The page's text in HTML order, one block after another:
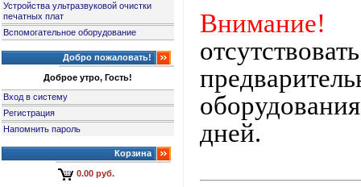
Устройства ультразвуковой очистки
печатных плат
Вспомогательное оборудование
Добро пожаловать!
Доброе утро, Гость!
Вход в систему
Регистрация
Напомнить пароль
Корзина
0.00 руб.
Внимание!
дней.